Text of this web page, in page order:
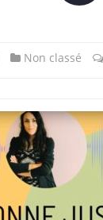
Non classé